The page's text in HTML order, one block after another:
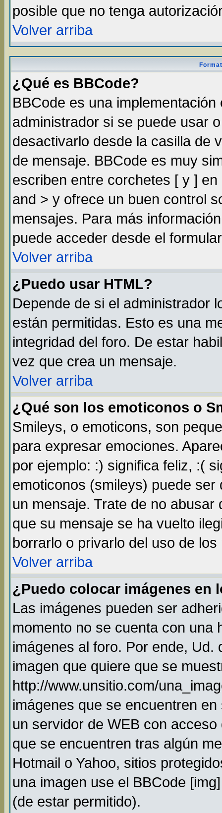
posible que no tenga
Volver arriba
¿Qué es BBCode?
BBCode es una
administrador si se puede usar
desactivarlo desde la casilla de
de mensaje. BBCode es muy
escriben entre corchetes [ y ]
and > y ofrece un buen control
mensajes. Para más
puede acceder desde el
Volver arriba
¿Puedo usar HTML?
Depende de si el administrador
están permitidas. Esto es una
integridad del foro. De estar
vez que crea un mensaje.
Volver arriba
¿Qué son los emoticonos o
Smileys, o emoticons, son
para expresar emociones.
por ejemplo: :) significa feliz, :(
emoticonos (smileys) puede
un mensaje. Trate de no
que su mensaje se ha vuelto
borrarlo o privarlo del uso de los
Volver arriba
¿Puedo colocar imágenes en
Las imágenes pueden ser
momento no se cuenta con una
imágenes al foro. Por ende,
imagen que quiere que se
http://www.unsitio.com/
imágenes que se encuentren
un servidor de WEB con
que se encuentren tras algún
Hotmail o Yahoo, sitios
una imagen use el BBCode
(de estar permitido).